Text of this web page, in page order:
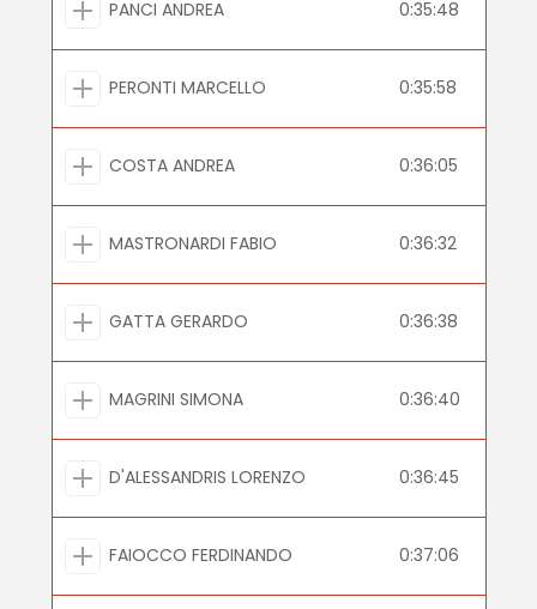
PANCI ANDREA 0:35:48
PERONTI MARCELLO 0:35:58
COSTA ANDREA 0:36:05
MASTRONARDI FABIO 0:36:32
GATTA GERARDO 0:36:38
MAGRINI SIMONA 0:36:40
D'ALESSANDRIS LORENZO 0:36:45
FAIOCCO FERDINANDO 0:37:06